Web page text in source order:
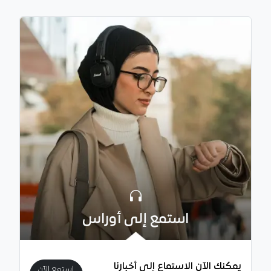
استمع إلى أوراس
يمكنك الآن الاستماع إلى أخبارنا